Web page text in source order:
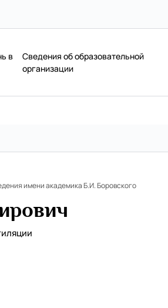
в
Сведения об образовательной
организации
имени академика Б.И. Боровского